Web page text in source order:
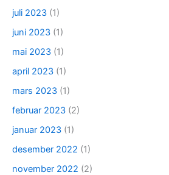
juli 2023 (1)
juni 2023 (1)
mai 2023 (1)
april 2023 (1)
mars 2023 (1)
februar 2023 (2)
januar 2023 (1)
desember 2022 (1)
november 2022 (2)